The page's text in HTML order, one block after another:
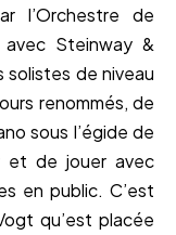
l’Orchestre de
Steinway &
de niveau
renommés, de
sous l’égide de
et de jouer avec
en public. C’est
qu’est placée